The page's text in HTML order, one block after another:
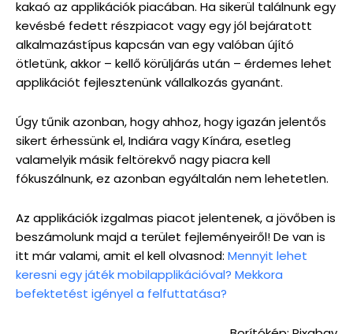
kakaó az applikációk piacában. Ha sikerül találnunk egy
kevésbé fedett részpiacot vagy egy jól bejáratott
alkalmazástípus kapcsán van egy valóban újító
ötletünk, akkor – kellő körüljárás után – érdemes lehet
applikációt fejlesztenünk vállalkozás gyanánt.
Úgy tűnik azonban, hogy ahhoz, hogy igazán jelentős
sikert érhessünk el, Indiára vagy Kínára, esetleg
valamelyik másik feltörekvő nagy piacra kell
fókuszálnunk, ez azonban egyáltalán nem lehetetlen.
Az applikációk izgalmas piacot jelentenek, a jövőben is
beszámolunk majd a terület fejleményeiről! De van is
itt már valami, amit el kell olvasnod: Mennyit lehet
keresni egy játék mobilapplikációval? Mekkora
befektetést igényel a felfuttatása?